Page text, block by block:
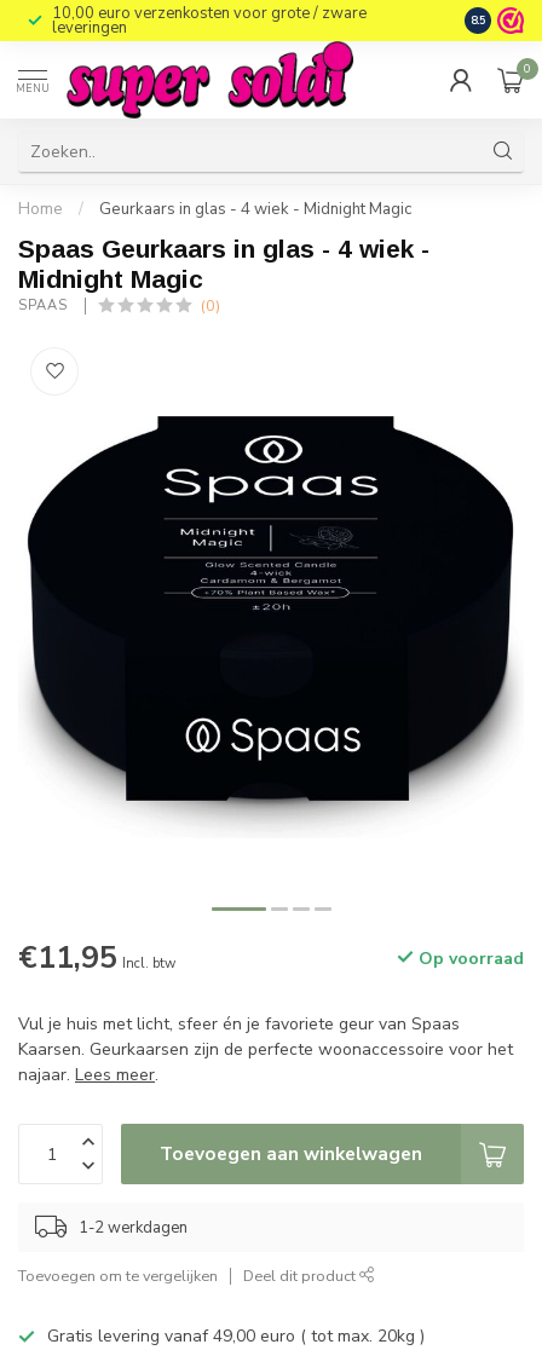
10,00 euro verzenkosten voor grote / zware
leveringen 8.5
MENU
0
Home / Geurkaars in glas - 4 wiek - Midnight Magic
Spaas Geurkaars in glas - 4 wiek -
Midnight Magic
SPAAS (0)
€11,95 Incl. btw Op voorraad
Vul je huis met licht, sfeer én je favoriete geur van Spaas
Kaarsen. Geurkaarsen zijn de perfecte woonaccessoire voor het
najaar. Lees meer.
Toevoegen aan winkelwagen
1-2 werkdagen
Toevoegen om te vergelijken Deel dit product
Gratis levering vanaf 49,00 euro ( tot max. 20kg )